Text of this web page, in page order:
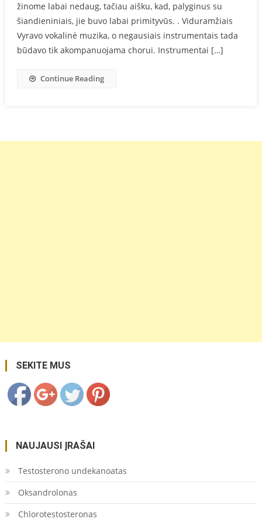
žinome labai nedaug, tačiau aišku, kad, palyginus su
šiandieniniais, jie buvo labai primityvūs. . Viduramžiais
Vyravo vokalinė muzika, o negausiais instrumentais tada
būdavo tik akompanuojama chorui. Instrumentai […]
Continue Reading
SEKITE MUS
https://coupon.lt/tag/neoromantizmo/">
NAUJAUSI ĮRAŠAI
Testosterono undekanoatas
Oksandrolonas
Chlorotestosteronas